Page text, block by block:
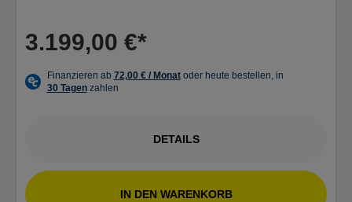
3.199,00 €*
DETAILS
IN DEN WARENKORB